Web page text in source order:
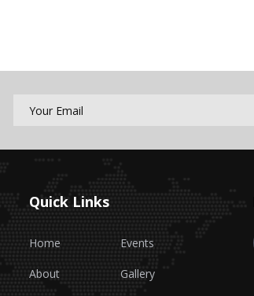
Quick Links
Home
About
Events
Gallery